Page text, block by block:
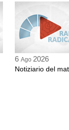
6 Ago 2026
Notiziario del